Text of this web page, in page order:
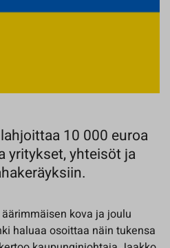
10 000 euroa
yritykset, yhteisöt ja
kova ja joulu
haluaa osoittaa näin tukensa